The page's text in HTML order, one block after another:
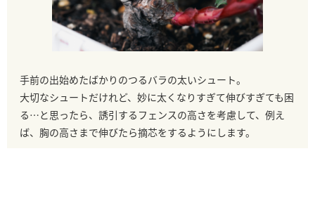
手前の出始めたばかりのつるバラの太いシュート。
大切なシュートだけれど、妙に太くなりすぎて伸びすぎても困
る…と思ったら、誘引するフェンスの高さを考慮して、例え
ば、胸の高さまで伸びたら摘芯をするようにします。